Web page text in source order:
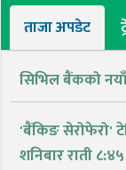
ताजा अपडेट
सिभिल बैंकको नयाँ
'बैंकिङ सेरोफेरो'
शनिबार राती